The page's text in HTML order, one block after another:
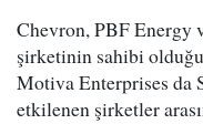
Chevron, PBF Energy
şirketinin sahibi
Motiva Enterprises da
etkilenen şirketler